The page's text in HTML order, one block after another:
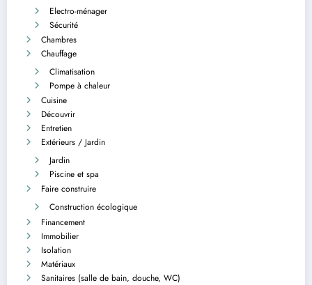
Electro-ménager
Sécurité
Chambres
Chauffage
Climatisation
Pompe à chaleur
Cuisine
Découvrir
Entretien
Extérieurs / Jardin
Jardin
Piscine et spa
Faire construire
Construction écologique
Financement
Immobilier
Isolation
Matériaux
Sanitaires (salle de bain, douche, WC)